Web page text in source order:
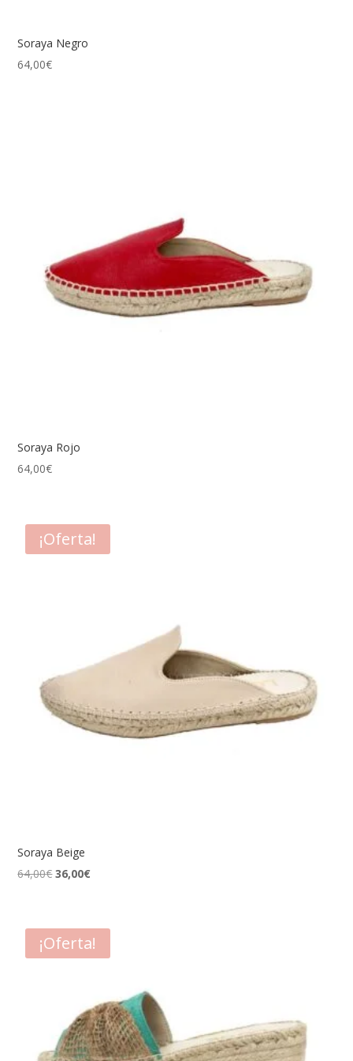
Soraya Negro
64,00€
Soraya Rojo
64,00€
¡Oferta!
Soraya Beige
64,00€El
era:
36,00€El
36,00€.
¡Oferta!